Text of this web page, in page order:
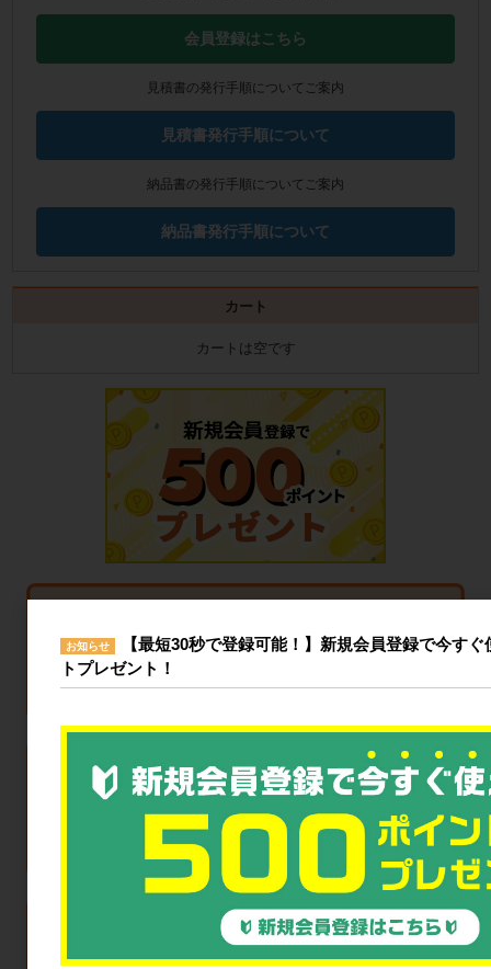
会員登録はこちら
見積書の発行手順についてご案内
見積書発行手順について
納品書の発行手順についてご案内
納品書発行手順について
カート
カートは空です
お知らせ
【最短30秒で登録可能！】新規会員登録で今す
トプレゼント！